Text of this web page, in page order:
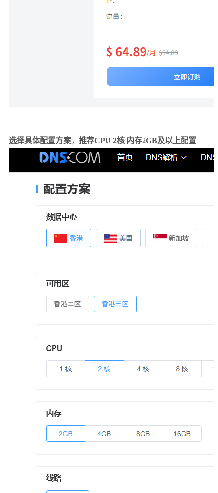
选择具体配置方案，推荐CPU 2核 内存2GB及以上配置